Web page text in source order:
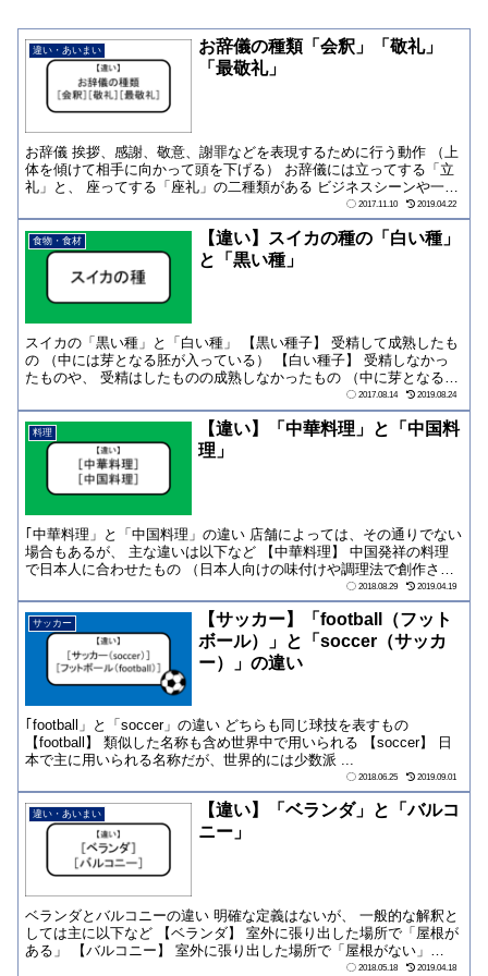
違い・あいまい
お辞儀の種類「会釈」「敬礼」
「最敬礼」
お辞儀 挨拶、感謝、敬意、謝罪などを表現するために行う動作 （上
体を傾けて相手に向かって頭を下げる） お辞儀には立ってする「立
礼」と、 座ってする「座礼」の二種類がある ビジネスシーンや一般
2017.11.10 2019.04.22
食物・食材
【違い】スイカの種の「白い種」
と「黒い種」
スイカの「黒い種」と「白い種」 【黒い種子】 受精して成熟したも
の （中には芽となる胚が入っている） 【白い種子】 受精しなかっ
たものや、 受精はしたものの成熟しなかったもの （中に芽となる胚
2017.08.14 2019.08.24
料理
【違い】「中華料理」と「中国料
理」
｢中華料理」と「中国料理」の違い 店舗によっては、その通りでない
場合もあるが、 主な違いは以下など 【中華料理】 中国発祥の料理
で日本人に合わせたもの （日本人向けの味付けや調理法で創作され
2018.08.29 2019.04.19
サッカー
【サッカー】「football（フット
ボール）」と「soccer（サッカ
ー）」の違い
｢football」と「soccer」の違い どちらも同じ球技を表すもの
【football】 類似した名称も含め世界中で用いられる 【soccer】 日
本で主に用いられる名称だが、世界的には少数派 ...
2018.06.25 2019.09.01
違い・あいまい
【違い】「ベランダ」と「バルコ
ニー」
ベランダとバルコニーの違い 明確な定義はないが、 一般的な解釈と
しては主に以下など 【ベランダ】 室外に張り出した場所で「屋根が
ある」 【バルコニー】 室外に張り出した場所で「屋根がない」
2018.05.18 2019.04.18